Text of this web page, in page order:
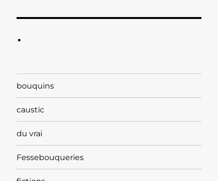
bouquins
caustic
du vrai
Fessebouqueries